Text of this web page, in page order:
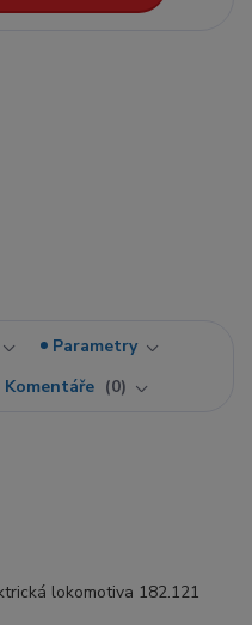
Parametry
Komentáře 0